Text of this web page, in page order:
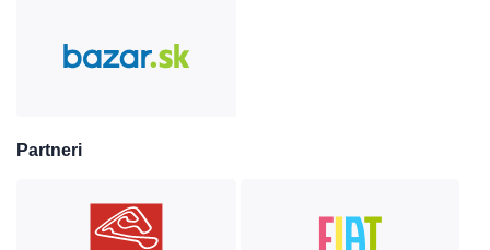
Partneri